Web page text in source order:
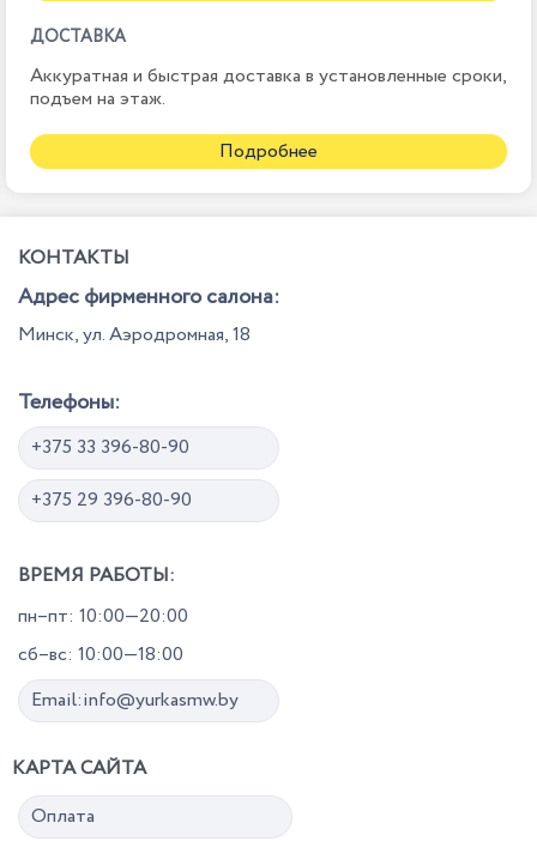
ДОСТАВКА
Аккуратная и быстрая доставка в установленные сроки,
подъем на этаж.
Подробнее
КОНТАКТЫ
Адрес фирменного салона:
Минск, ул. Аэродромная, 18
Телефоны:
+375 33 396-80-90
+375 29 396-80-90
ВРЕМЯ РАБОТЫ:
пн–пт: 10:00—20:00
сб–вс: 10:00—18:00
Email:info@yurkasmw.by
КАРТА САЙТА
Оплата